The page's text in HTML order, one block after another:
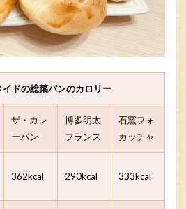
イドの総菜パンのカロリー
ザ・カレ
ーパン
博多明太
フランス
石窯フォ
カッチャ
362kcal 290kcal 333kcal